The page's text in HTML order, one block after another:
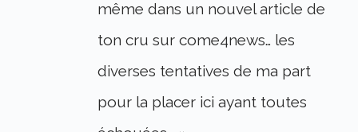
même dans un nouvel article de
ton cru sur come4news… les
diverses tentatives de ma part
pour la placer ici ayant toutes